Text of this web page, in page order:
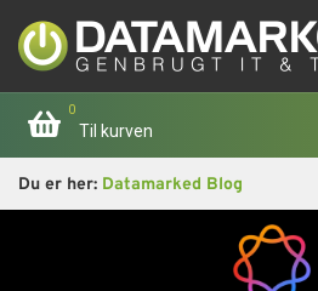
0
Til kurven
Du er her: Datamarked Blog